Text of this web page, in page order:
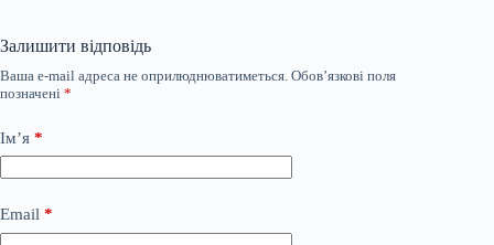
Залишити відповідь
Ваша e-mail адреса не оприлюднюватиметься. Обов’язкові поля
позначені *
Ім’я *
Email *